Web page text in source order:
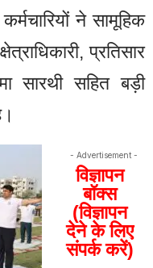
ने सामूहिक
प्रतिसार
सारथी सहित बड़ी
- Advertisement -
विज्ञापन
बॉक्स
(विज्ञापन
देने के लिए
संपर्क करें)